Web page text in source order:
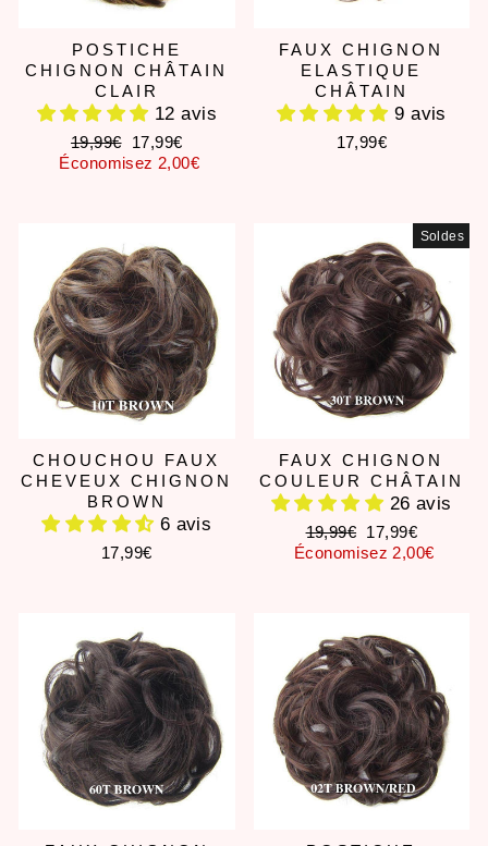
POSTICHE
CHIGNON CHÂTAIN
CLAIR
12 avis
Prix
régulier
19,99€
Prix
réduit
17,99€
Économisez 2,00€
FAUX CHIGNON
ELASTIQUE
CHÂTAIN
9 avis
17,99€
CHOUCHOU FAUX
CHEVEUX CHIGNON
BROWN
6 avis
17,99€
Soldes
FAUX CHIGNON
COULEUR CHÂTAIN
26 avis
Prix
régulier
19,99€ Prix
réduit
17,99€
Économisez 2,00€